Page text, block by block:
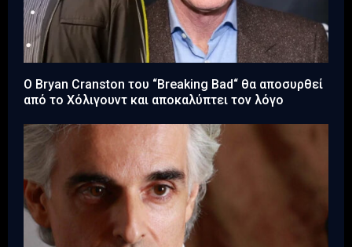
Ο Bryan Cranston του “Breaking Bad“ θα αποσυρθεί
από το Χόλιγουντ και αποκαλύπτει τον λόγο